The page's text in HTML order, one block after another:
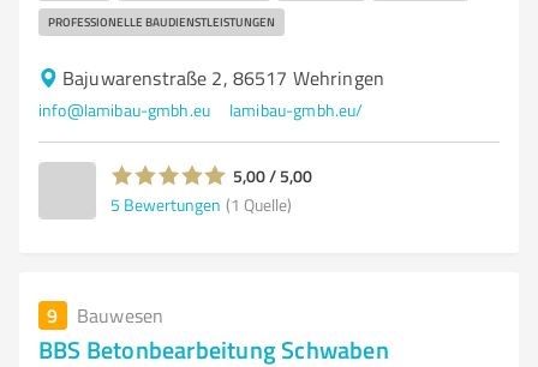
PROFESSIONELLE BAUDIENSTLEISTUNGEN
Bajuwarenstraße 2, 86517 Wehringen
info@lamibau-gmbh.eu lamibau-gmbh.eu/
5,00 / 5,00
5 Bewertungen (1 Quelle)
9 Bauwesen
BBS Betonbearbeitung Schwaben